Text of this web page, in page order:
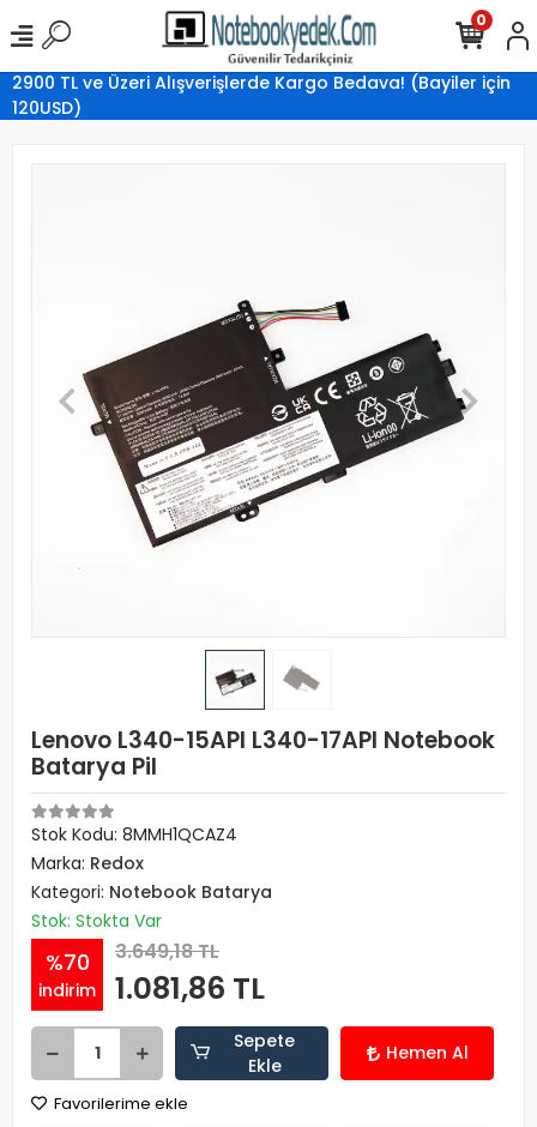
2900 TL ve Üzeri Alışverişlerde Kargo Bedava! (Bayiler için
120USD)
0
Lenovo L340-15API L340-17API Notebook
Batarya Pil
Stok Kodu: 8MMH1QCAZ4
Marka: Redox
Kategori: Notebook Batarya
Stok: Stokta Var
%70
indirim
3.649,18 TL
1.081,86 TL
Sepete
Ekle
Hemen Al
Favorilerime ekle